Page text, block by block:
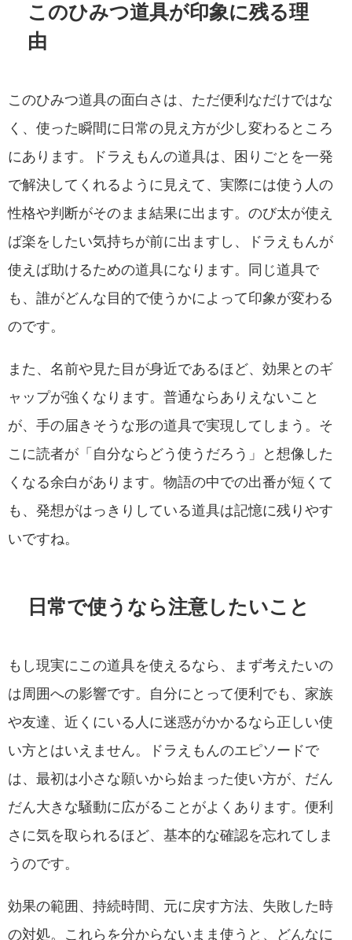
このひみつ道具が印象に残る理
由
このひみつ道具の面白さは、ただ便利なだけではな
く、使った瞬間に日常の見え方が少し変わるところ
にあります。ドラえもんの道具は、困りごとを一発
で解決してくれるように見えて、実際には使う人の
性格や判断がそのまま結果に出ます。のび太が使え
ば楽をしたい気持ちが前に出ますし、ドラえもんが
使えば助けるための道具になります。同じ道具で
も、誰がどんな目的で使うかによって印象が変わる
のです。
また、名前や見た目が身近であるほど、効果とのギ
ャップが強くなります。普通ならありえないこと
が、手の届きそうな形の道具で実現してしまう。そ
こに読者が「自分ならどう使うだろう」と想像した
くなる余白があります。物語の中での出番が短くて
も、発想がはっきりしている道具は記憶に残りやす
いですね。
日常で使うなら注意したいこと
もし現実にこの道具を使えるなら、まず考えたいの
は周囲への影響です。自分にとって便利でも、家族
や友達、近くにいる人に迷惑がかかるなら正しい使
い方とはいえません。ドラえもんのエピソードで
は、最初は小さな願いから始まった使い方が、だん
だん大きな騒動に広がることがよくあります。便利
さに気を取られるほど、基本的な確認を忘れてしま
うのです。
効果の範囲、持続時間、元に戻す方法、失敗した時
の対処。これらを分からないまま使うと、どんなに